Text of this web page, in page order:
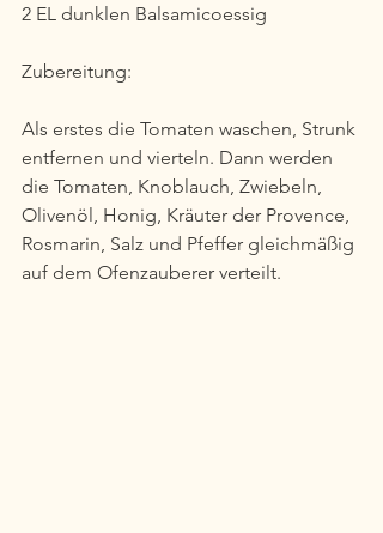
2 EL dunklen Balsamicoessig
Zubereitung:
Als erstes die Tomaten waschen, Strunk
entfernen und vierteln. Dann werden
die Tomaten, Knoblauch, Zwiebeln,
Olivenöl, Honig, Kräuter der Provence,
Rosmarin, Salz und Pfeffer gleichmäßig
auf dem Ofenzauberer verteilt.